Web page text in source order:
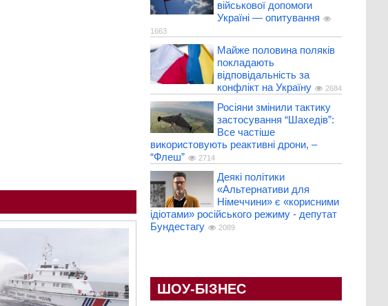
військової допомоги
Україні — опитування
1663
Майже половина поляків
покладають
відповідальність за
конфлікт на Україну
2684
Росіяни змінили тактику
застосування “Шахедів”:
Все частіше
використовують реактивні дрони, –
“Флеш”
2714
Деякі політики
«Альтернативи для
Німеччини» є «корисними
ідіотами» російського режиму - депутат
Бундестагу
2089
ШОУ-БІЗНЕС